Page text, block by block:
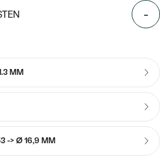
-
MM
-> Ø 16,9 MM